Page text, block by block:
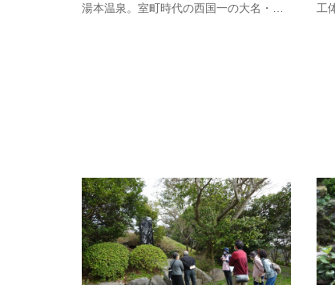
湯本温泉。室町時代の西国一の大名・大
工